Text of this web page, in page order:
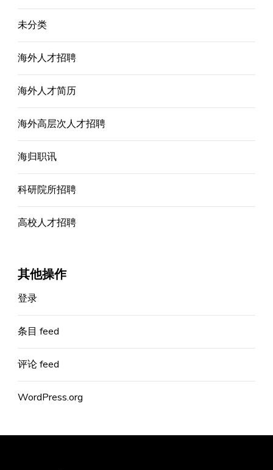
未分类
海外人才招聘
海外人才简历
海外高层次人才招聘
海归职讯
科研院所招聘
高校人才招聘
其他操作
登录
条目 feed
评论 feed
WordPress.org